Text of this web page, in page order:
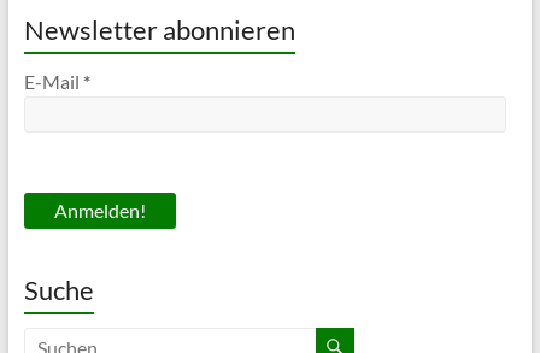
Newsletter abonnieren
E-Mail *
Suche